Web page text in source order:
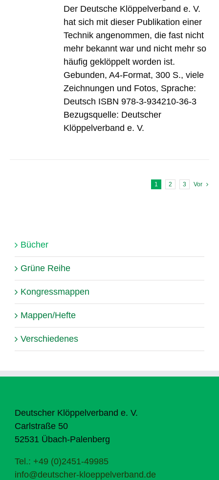
Der Deutsche Klöppelverband e. V.
hat sich mit dieser Publikation einer
Technik angenommen, die fast nicht
mehr bekannt war und nicht mehr so
häufig geklöppelt worden ist.
Gebunden, A4-Format, 300 S., viele
Zeichnungen und Fotos, Sprache:
Deutsch ISBN 978-3-934210-36-3
Bezugsquelle: Deutscher
Klöppelverband e. V.
1 2 3 Vor
Bücher
Grüne Reihe
Kongressmappen
Mappen/Hefte
Verschiedenes
Deutscher Klöppelverband e. V.
Carlstraße 50
52531 Übach-Palenberg
Tel.: +49 (0)2451-49985
info@deutscher-kloeppelverband.de